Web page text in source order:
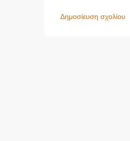
Δημοσίευση σχολίου